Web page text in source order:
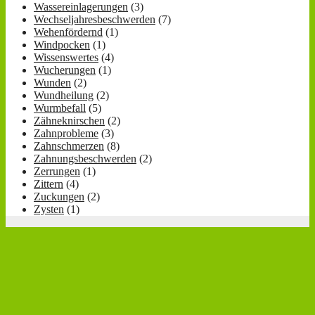
Wassereinlagerungen (3)
Wechseljahresbeschwerden (7)
Wehenfördernd (1)
Windpocken (1)
Wissenswertes (4)
Wucherungen (1)
Wunden (2)
Wundheilung (2)
Wurmbefall (5)
Zähneknirschen (2)
Zahnprobleme (3)
Zahnschmerzen (8)
Zahnungsbeschwerden (2)
Zerrungen (1)
Zittern (4)
Zuckungen (2)
Zysten (1)